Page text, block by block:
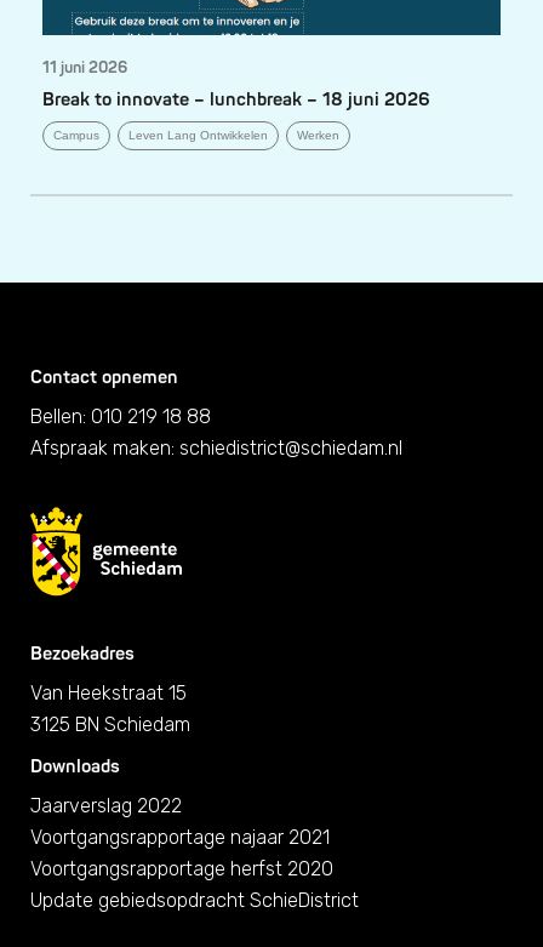
11 juni 2026
Break to innovate – lunchbreak – 18 juni 2026
Campus Leven Lang Ontwikkelen Werken
Contact opnemen
Bellen: 010 219 18 88
Afspraak maken: schiedistrict@schiedam.nl
Bezoekadres
Van Heekstraat 15
3125 BN Schiedam
Downloads
Jaarverslag 2022
Voortgangsrapportage najaar 2021
Voortgangsrapportage herfst 2020
Update gebiedsopdracht SchieDistrict